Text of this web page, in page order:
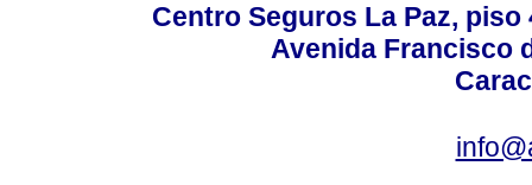
Centro Seguros La Paz,
Avenida Francisco